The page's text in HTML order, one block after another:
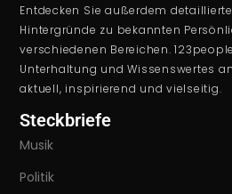
Entdecken Sie außerdem
Hintergründe zu bekannten
verschiedenen Bereichen.
Unterhaltung und Wissenswertes
aktuell, inspirierend und vielseitig.
Steckbriefe
Musik
Politik